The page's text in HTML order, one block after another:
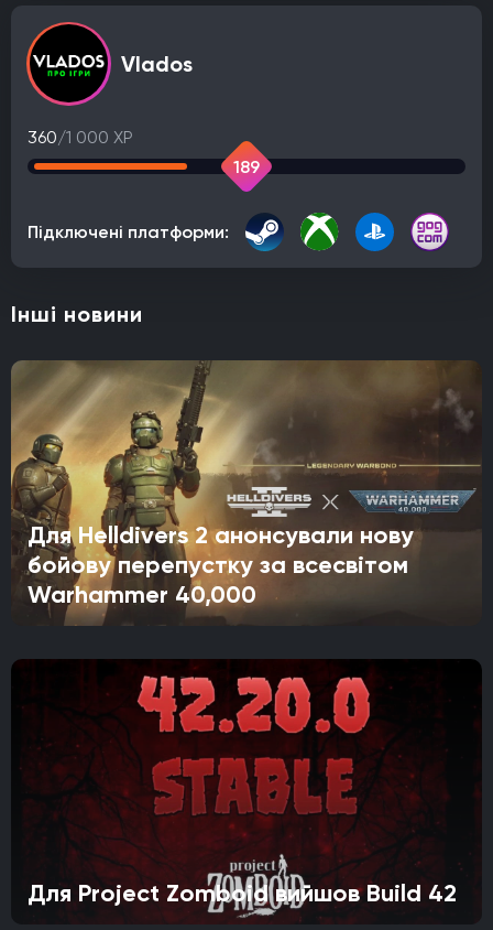
Vlados
360/1 000 XP
189
Підключені платформи:
Інші новини
Для Helldivers 2 анонсували нову
бойову перепустку за всесвітом
Warhammer 40,000
Для Project Zomboid вийшов Build 42